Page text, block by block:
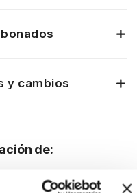
y cambios
de: